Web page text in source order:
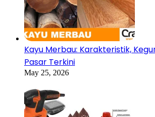
Kayu Merbau: Karakteristik,
Pasar Terkini
May 25, 2026